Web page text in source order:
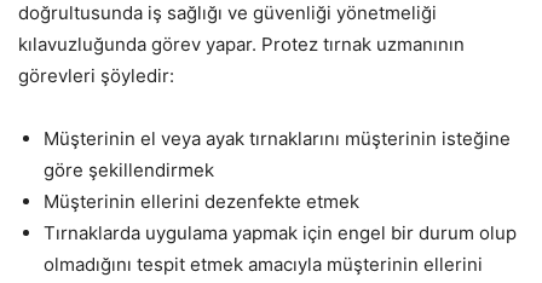
doğrultusunda iş sağlığı ve güvenliği yönetmeliği
kılavuzluğunda görev yapar. Protez tırnak uzmanının
görevleri şöyledir:
Müşterinin el veya ayak tırnaklarını müşterinin isteğine
göre şekillendirmek
Müşterinin ellerini dezenfekte etmek
Tırnaklarda uygulama yapmak için engel bir durum olup
olmadığını tespit etmek amacıyla müşterinin ellerini